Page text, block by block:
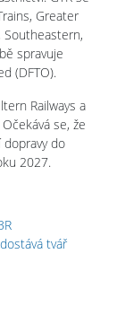
Greater
Southeastern,
spravuje
(DFTO).
Railways a
se, že
do
2027.
tvář